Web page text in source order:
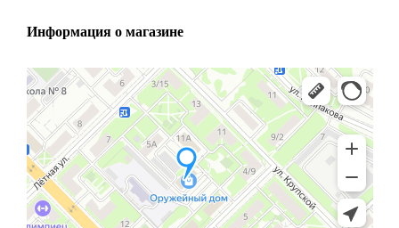
Информация о магазине